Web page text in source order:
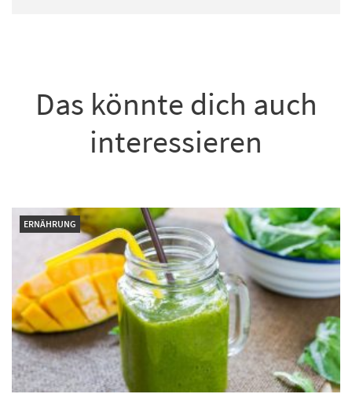
Das könnte dich auch
interessieren
ERNÄHRUNG